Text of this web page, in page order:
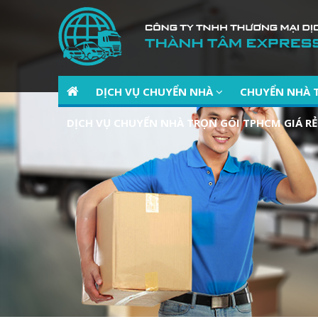
DỊCH VỤ CHUYỂN NHÀ CHUYỂN NHÀ
DỊCH VỤ CHUYỂN NHÀ TRỌN GÓI TPHCM GIÁ